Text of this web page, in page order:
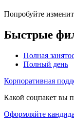
Попробуйте
Быстрые
Полная
Полный день
Корпоративная
Какой соцпакет вы
Оформляйте